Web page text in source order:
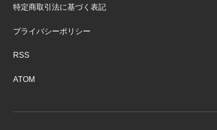
特定商取引法に基づく表記
プライバシーポリシー
RSS
ATOM